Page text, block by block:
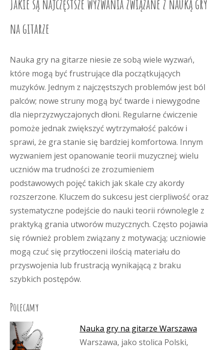
Jakie są najczęstsze wyzwania związane z nauką gry
na gitarze
Nauka gry na gitarze niesie ze sobą wiele wyzwań,
które mogą być frustrujące dla początkujących
muzyków. Jednym z najczęstszych problemów jest ból
palców; nowe struny mogą być twarde i niewygodne
dla nieprzyzwyczajonych dłoni. Regularne ćwiczenie
pomoże jednak zwiększyć wytrzymałość palców i
sprawi, że gra stanie się bardziej komfortowa. Innym
wyzwaniem jest opanowanie teorii muzycznej; wielu
uczniów ma trudności ze zrozumieniem
podstawowych pojęć takich jak skale czy akordy
rozszerzone. Kluczem do sukcesu jest cierpliwość oraz
systematyczne podejście do nauki teorii równolegle z
praktyką grania utworów muzycznych. Często pojawia
się również problem związany z motywacją; uczniowie
mogą czuć się przytłoczeni ilością materiału do
przyswojenia lub frustracją wynikającą z braku
szybkich postępów.
Polecamy
Nauka gry na gitarze Warszawa
Warszawa, jako stolica Polski,